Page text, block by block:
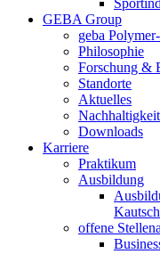
GEBA Group
geba
Philosophie
Forschung &
Standorte
Aktuelles
Nachhaltigkeit
Downloads
Karriere
Praktikum
Ausbildung
offene